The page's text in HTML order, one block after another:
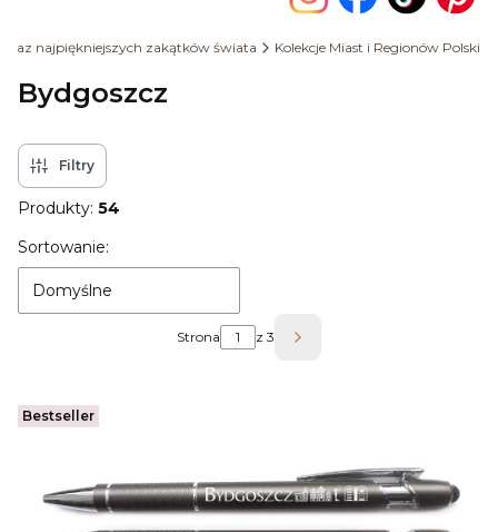
najpiękniejszych zakątków świata Kolekcje Miast i Regionów Polski
Bydgoszcz
Filtry
Produkty: 54
Lista produktów
Sortowanie:
Domyślne
Strona z 3 Następne produkty
Bestseller